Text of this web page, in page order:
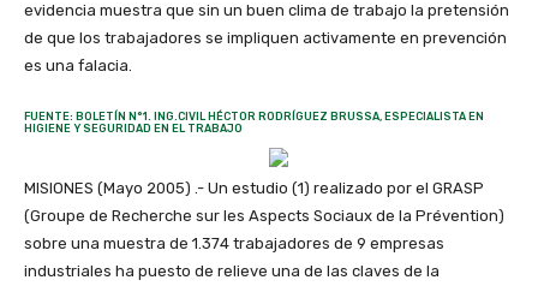
evidencia muestra que sin un buen clima de trabajo la pretensión
de que los trabajadores se impliquen activamente en prevención
es una falacia.
FUENTE: BOLETÍN N°1. ING.CIVIL HÉCTOR RODRÍGUEZ BRUSSA, ESPECIALISTA EN
HIGIENE Y SEGURIDAD EN EL TRABAJO
MISIONES (Mayo 2005) .- Un estudio (1) realizado por el GRASP
(Groupe de Recherche sur les Aspects Sociaux de la Prévention)
sobre una muestra de 1.374 trabajadores de 9 empresas
industriales ha puesto de relieve una de las claves de la